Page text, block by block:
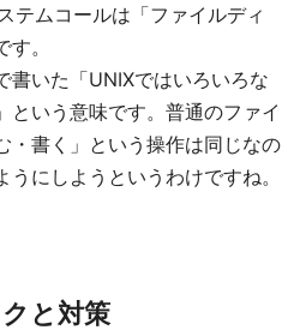
テムコールは「ファイルディ
。
書いた「UNIXではいろいろな
という意味です。普通のファイ
・書く」という操作は同じなの
にしようというわけですね。
と対策